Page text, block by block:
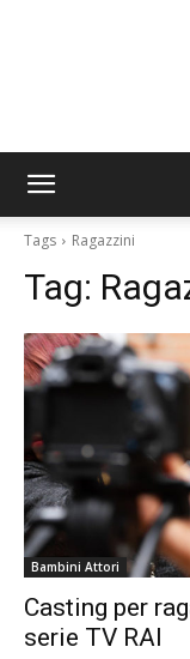
Tags Ragazzini
Tag:
Bambini Attori
Casting per
serie TV RAI